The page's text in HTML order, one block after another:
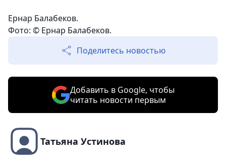
Ернар Балабеков.
Фото: © Ернар Балабеков.
Поделитесь новостью
Добавить в Google, чтобы
читать новости первым
Татьяна Устинова